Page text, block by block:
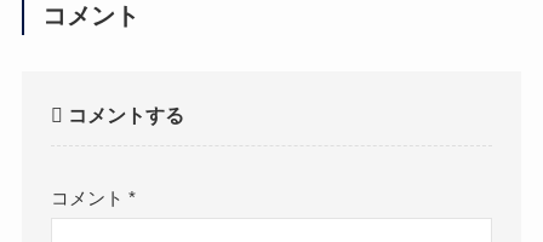
コメント
コメントする
コメント*